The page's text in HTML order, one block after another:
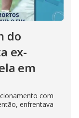
do
ex-
em
com
enfrentava